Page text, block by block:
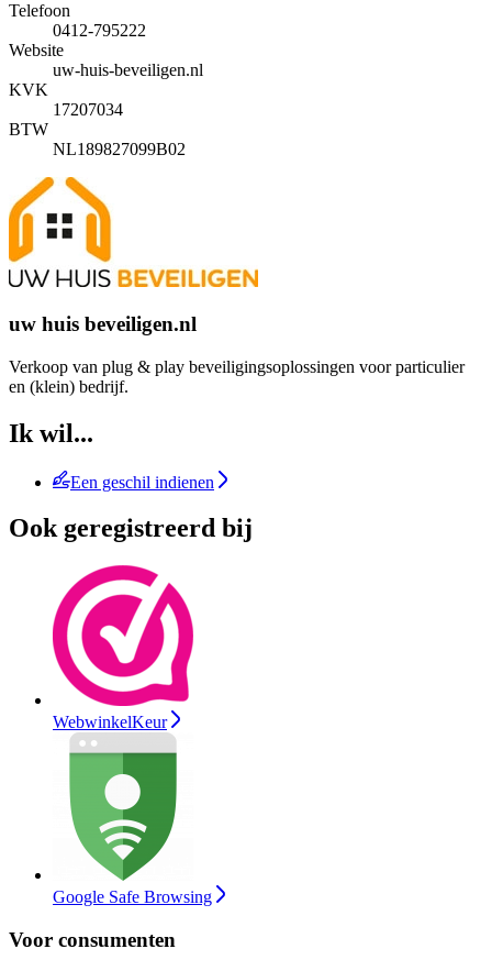
Telefoon
0412-795222
Website
uw-huis-beveiligen.nl
KVK
17207034
BTW
NL189827099B02
uw huis beveiligen.nl
Verkoop van plug & play beveiligingsoplossingen voor particulier
en (klein) bedrijf.
Ik wil...
Een geschil indienen
Ook geregistreerd bij
WebwinkelKeur
Google Safe Browsing
Voor consumenten